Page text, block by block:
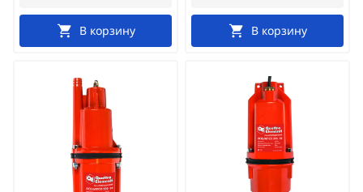
В корзину В корзину